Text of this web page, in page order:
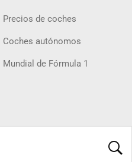
Precios de coches
Coches autónomos
Mundial de Fórmula 1